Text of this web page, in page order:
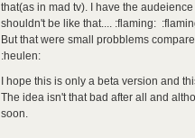
that(as in mad tv). I have the
shouldn't be like that.... :flaming:
But that were small probblems
:heulen:
I hope this is only a beta version and
The idea isn't that bad after all and
soon.